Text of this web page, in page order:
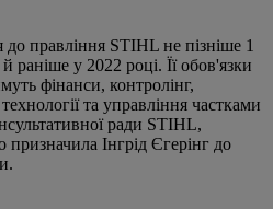
до правління STIHL не пізніше 1
раніше у 2022 році. Її обов'язки
фінанси, контролінг,
та управління частками
ради STIHL,
Інгрід Єгерінг до